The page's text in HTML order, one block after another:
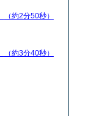
（約2分50秒）
（約3分40秒）